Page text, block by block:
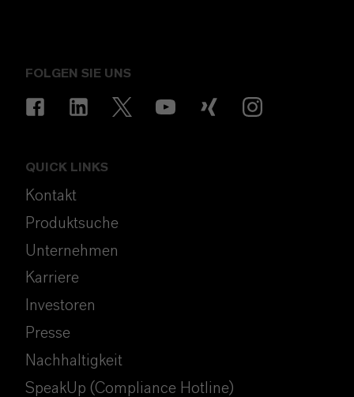
FOLGEN SIE UNS
QUICK LINKS
Kontakt
Produktsuche
Unternehmen
Karriere
Investoren
Presse
Nachhaltigkeit
SpeakUp (Compliance Hotline)